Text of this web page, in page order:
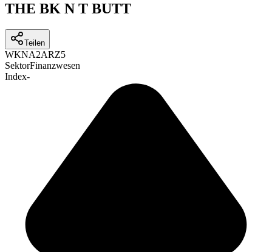
THE BK N T BUTT
Teilen
WKNA2ARZ5
SektorFinanzwesen
Index-